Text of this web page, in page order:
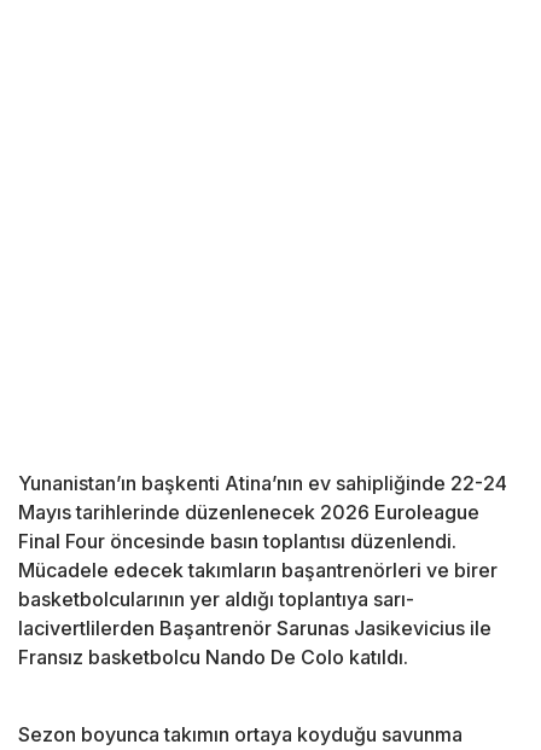
Yunanistan’ın başkenti Atina’nın ev sahipliğinde 22-24
Mayıs tarihlerinde düzenlenecek 2026 Euroleague
Final Four öncesinde basın toplantısı düzenlendi.
Mücadele edecek takımların başantrenörleri ve birer
basketbolcularının yer aldığı toplantıya sarı-
lacivertlilerden Başantrenör Sarunas Jasikevicius ile
Fransız basketbolcu Nando De Colo katıldı.
Sezon boyunca takımın ortaya koyduğu savunma